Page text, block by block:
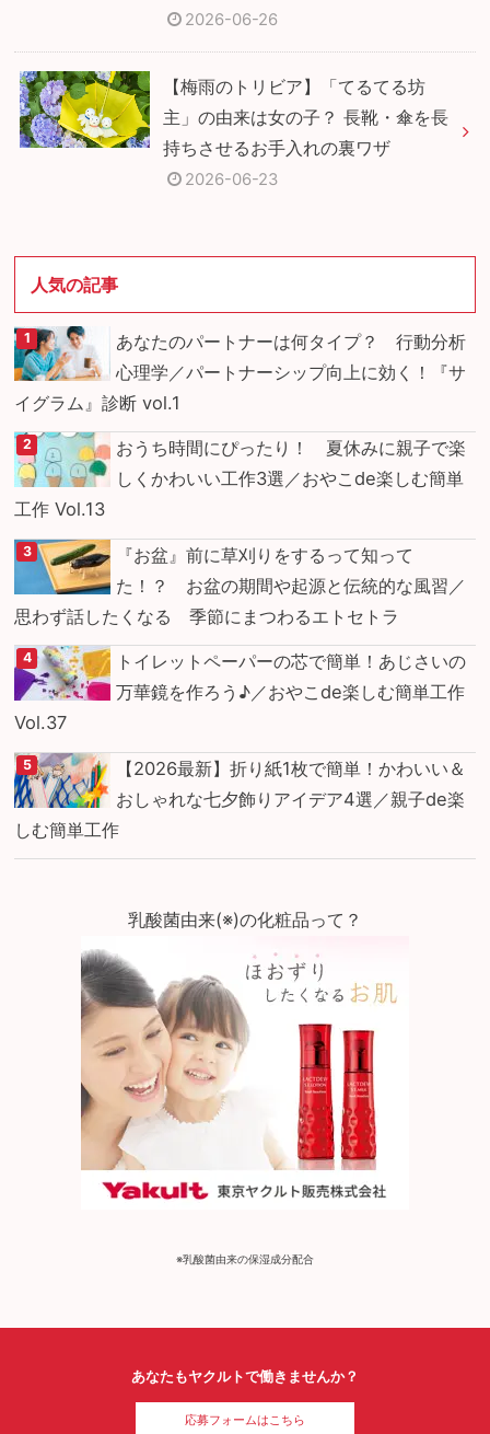
2026-06-26
【梅雨のトリビア】「てるてる坊
主」の由来は女の子？ 長靴・傘を長
持ちさせるお手入れの裏ワザ
2026-06-23
人気の記事
あなたのパートナーは何タイプ？ 行動分析
心理学／パートナーシップ向上に効く！『サ
イグラム』診断 vol.1
おうち時間にぴったり！ 夏休みに親子で楽
しくかわいい工作3選／おやこde楽しむ簡単
工作 Vol.13
『お盆』前に草刈りをするって知って
た！？ お盆の期間や起源と伝統的な風習／
思わず話したくなる 季節にまつわるエトセトラ
トイレットペーパーの芯で簡単！あじさいの
万華鏡を作ろう♪／おやこde楽しむ簡単工作
Vol.37
【2026最新】折り紙1枚で簡単！かわいい＆
おしゃれな七夕飾りアイデア4選／親子de楽
しむ簡単工作
乳酸菌由来(※)の化粧品って？
※乳酸菌由来の保湿成分配合
あなたもヤクルトで働きませんか？
応募フォームはこちら